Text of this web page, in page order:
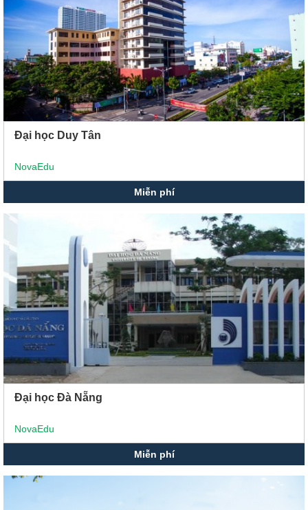
Đại học Duy Tân
NovaEdu
Miễn phí
Đại học Đà Nẵng
NovaEdu
Miễn phí